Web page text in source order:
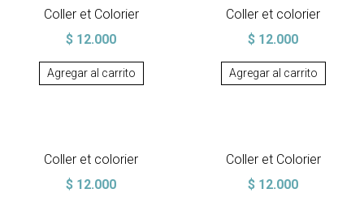
Coller et Colorier
$ 12.000
Agregar al carrito
Coller et colorier
$ 12.000
Agregar al carrito
Coller et colorier
$ 12.000
Coller et Colorier
$ 12.000